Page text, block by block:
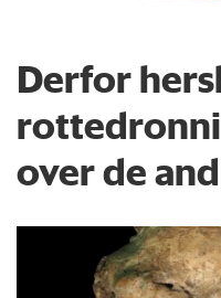
Derfor
over de